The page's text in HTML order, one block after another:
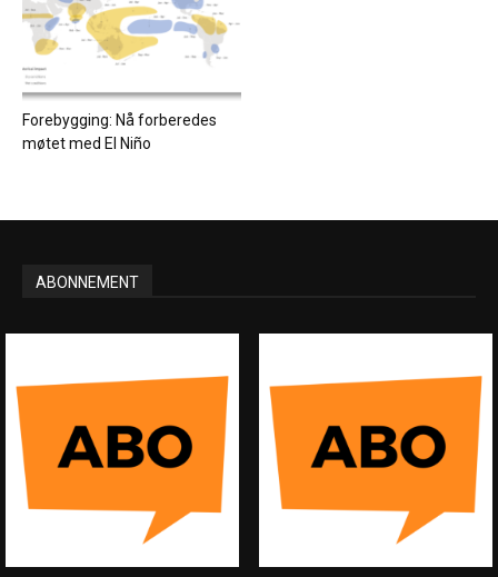
Forebygging: Nå forberedes
møtet med El Niño
ABONNEMENT